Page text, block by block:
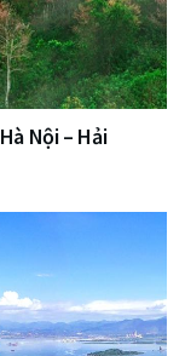
Nội – Hải